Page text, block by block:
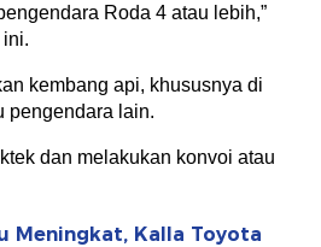
Roda 4 atau lebih,”
kembang api, khususnya di
pengendara lain.
dan melakukan konvoi atau
Meningkat, Kalla Toyota